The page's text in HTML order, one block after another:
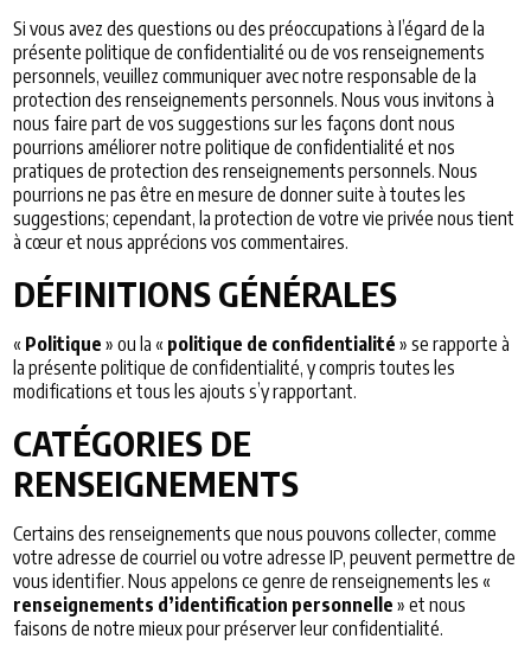
Si vous avez des questions ou des préoccupations à l’égard de la
présente politique de confidentialité ou de vos renseignements
personnels, veuillez communiquer avec notre responsable de la
protection des renseignements personnels. Nous vous invitons à
nous faire part de vos suggestions sur les façons dont nous
pourrions améliorer notre politique de confidentialité et nos
pratiques de protection des renseignements personnels. Nous
pourrions ne pas être en mesure de donner suite à toutes les
suggestions; cependant, la protection de votre vie privée nous tient
à cœur et nous apprécions vos commentaires.
DÉFINITIONS GÉNÉRALES
« Politique » ou la « politique de confidentialité » se rapporte à
la présente politique de confidentialité, y compris toutes les
modifications et tous les ajouts s’y rapportant.
CATÉGORIES DE
RENSEIGNEMENTS
Certains des renseignements que nous pouvons collecter, comme
votre adresse de courriel ou votre adresse IP, peuvent permettre de
vous identifier. Nous appelons ce genre de renseignements les «
renseignements d’identification personnelle » et nous
faisons de notre mieux pour préserver leur confidentialité.